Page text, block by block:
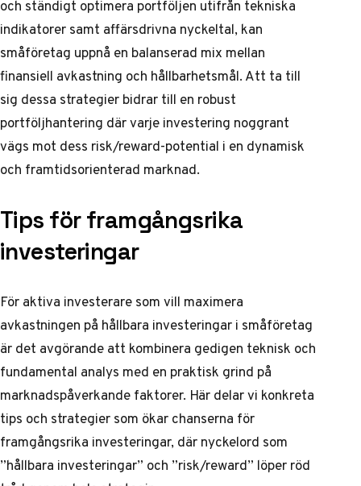
och ständigt optimera portföljen utifrån tekniska
indikatorer samt affärsdrivna nyckeltal, kan
småföretag uppnå en balanserad mix mellan
finansiell avkastning och hållbarhetsmål. Att ta till
sig dessa strategier bidrar till en robust
portföljhantering där varje investering noggrant
vägs mot dess risk/reward-potential i en dynamisk
och framtidsorienterad marknad.
Tips för framgångsrika
investeringar
För aktiva investerare som vill maximera
avkastningen på hållbara investeringar i småföretag
är det avgörande att kombinera gedigen teknisk och
fundamental analys med en praktisk grind på
marknadspåverkande faktorer. Här delar vi konkreta
tips och strategier som ökar chanserna för
framgångsrika investeringar, där nyckelord som
”hållbara investeringar” och ”risk/reward” löper röd